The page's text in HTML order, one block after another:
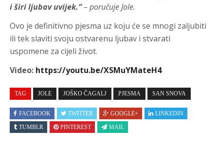
i širi ljubav uvijek.“– poručuje Jole.
Ovo je definitivno pjesma uz koju će se mnogi zaljubiti
ili tek slaviti svoju ostvarenu ljubav i stvarati
uspomene za cijeli život.
Video: https://youtu.be/XSMuYMateH4
TAG JOLE JOŠKO ČAGALJ PJESMA SAN SNOVA
FACEBOOK TWITTER GOOGLE+
LINKEDIN
TUMBLR
PINTEREST MAIL